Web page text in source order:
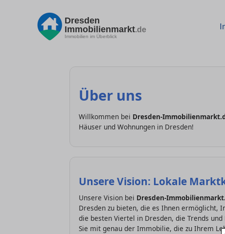
Dresden
Immobilienmarkt.de
Immobilien im Überblick
Über uns
Willkommen bei Dresden-
Häuser und Wohnungen in Dresden!
Unsere Vision: Lokale
Unsere Vision bei Dresden-
Dresden zu bieten, die es Ihnen ermöglicht,
die besten Viertel in Dresden, die Trends
Sie mit genau der Immobilie, die zu Ihrem